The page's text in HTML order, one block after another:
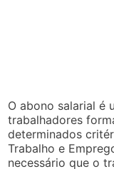
O abono salarial é
trabalhadores
determinados
Trabalho e
necessário que o